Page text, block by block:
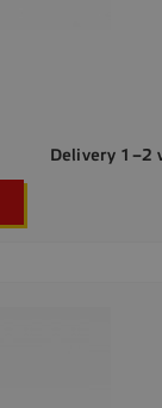
Delivery 1–2